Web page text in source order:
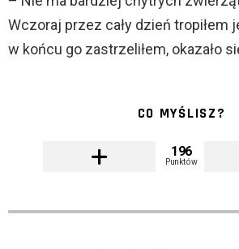
Wczoraj przez cały dzień tropiłem
w końcu go zastrzeliłem, okazało
CO MYŚLISZ?
196
Punktów